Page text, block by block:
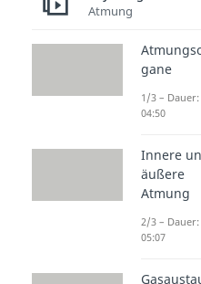
Teil in
ATP-
Die
darin,
benötigt
Beispiel,
Sport hast.
sich den
einprägen
Atmung
gane
1/3 – Dauer:
04:50
Innere
äußere
Atmung
2/3 – Dauer:
05:07